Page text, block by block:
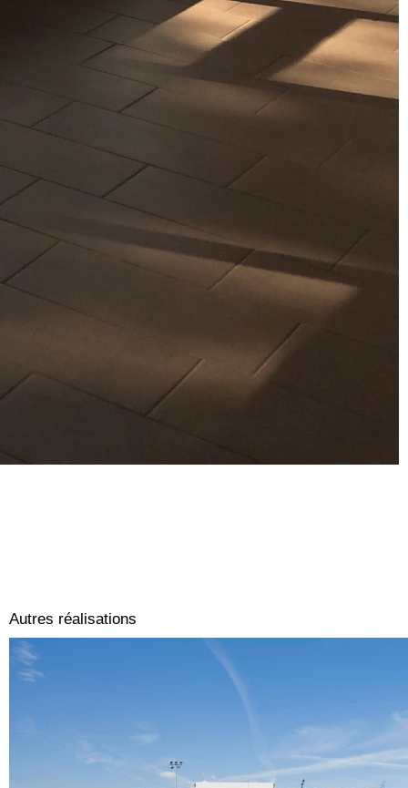
Autres réalisations